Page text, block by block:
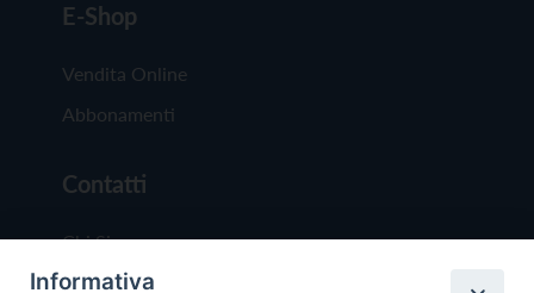
E-Shop
Vendita Online
Abbonamenti
Contatti
Chi Siamo
Redazione
Informativa